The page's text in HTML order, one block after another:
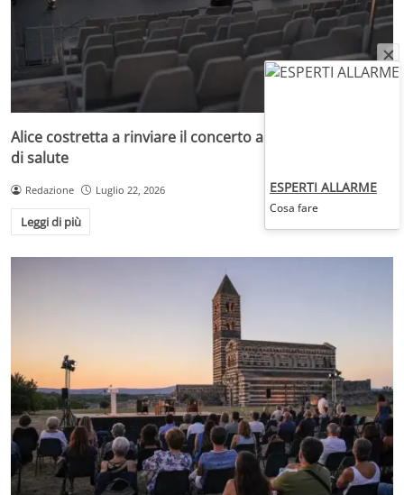
Alice costretta a rinviare il concerto a Roma per motivi
di salute
Redazione Luglio 22, 2026
Leggi di più
ESPERTI ALLARME
Cosa fare